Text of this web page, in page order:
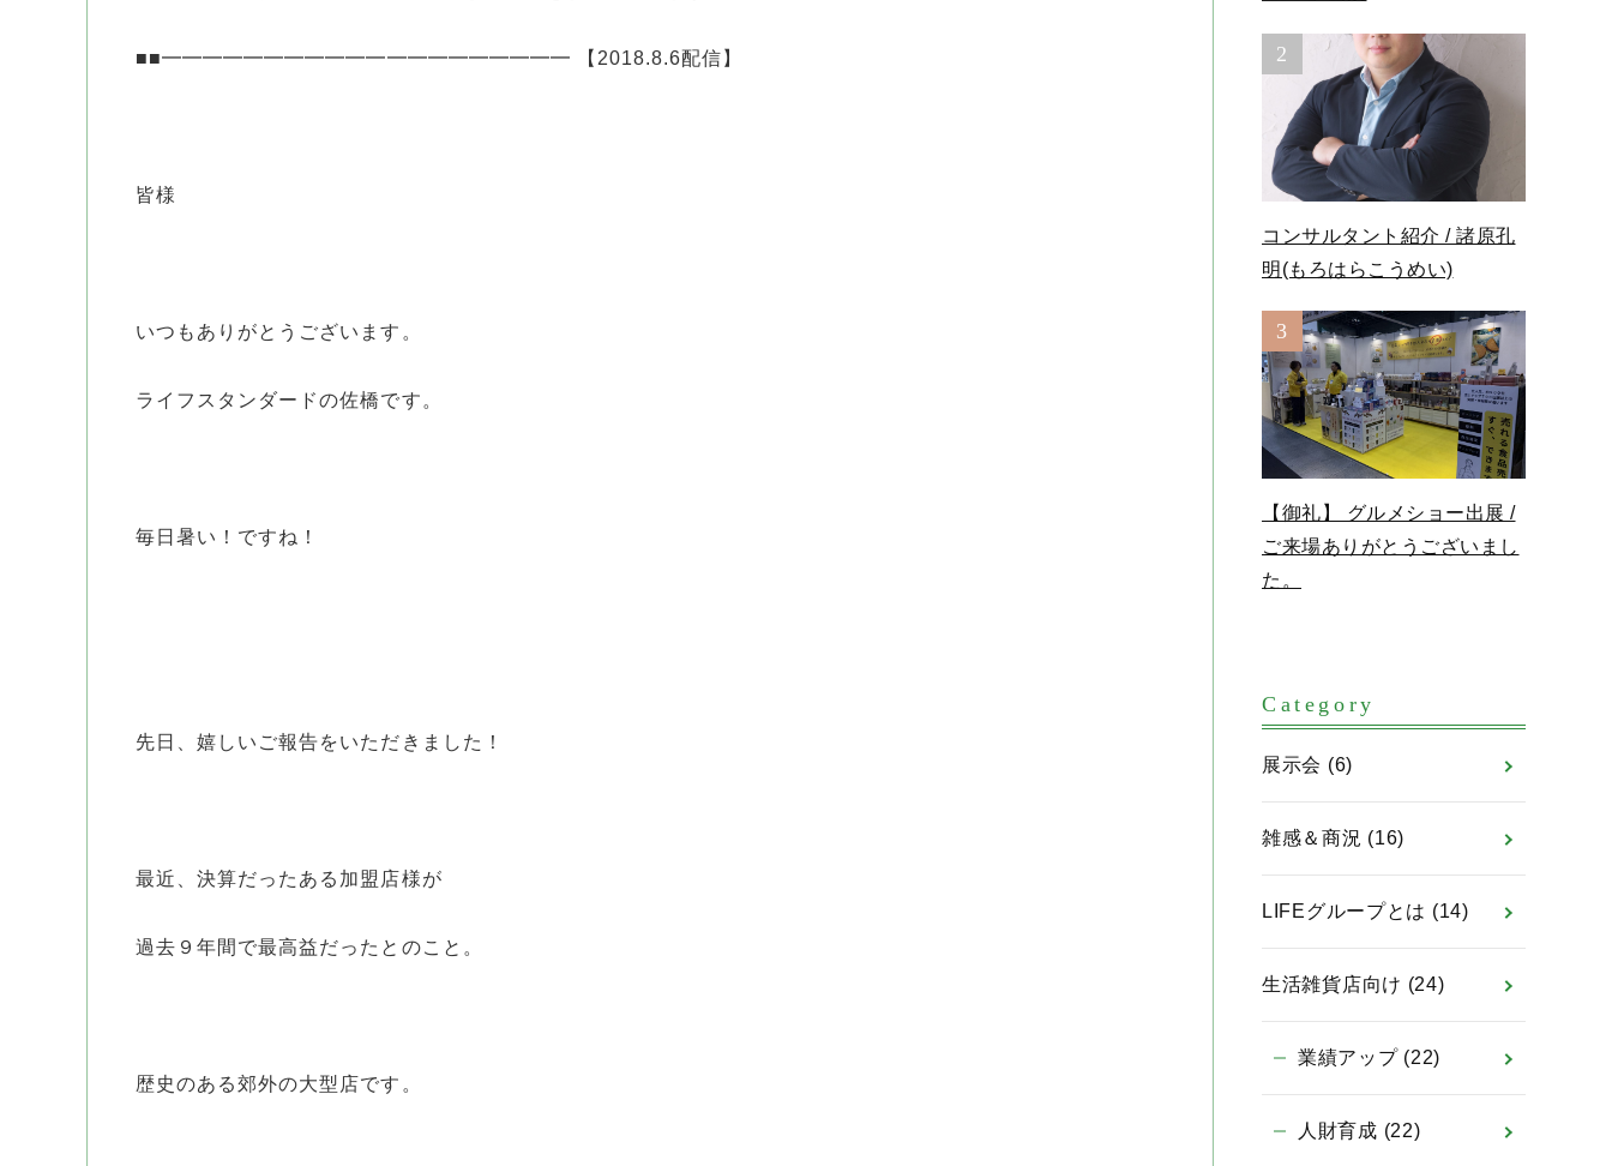
■■━━━━━━━━━━━━━━━━━━━━ 【2018.8.6配信】
皆様
いつもありがとうございます。
ライフスタンダードの佐橋です。
毎日暑い！ですね！
先日、嬉しいご報告をいただきました！
最近、決算だったある加盟店様が
過去９年間で最高益だったとのこと。
歴史のある郊外の大型店です。
2
コンサルタント紹介 / 諸原孔
明(もろはらこうめい)
3
【御礼】 グルメショー出展 /
ご来場ありがとうございまし
た。
Category
展示会 (6)
雑感＆商況 (16)
LIFEグループとは (14)
生活雑貨店向け (24)
業績アップ (22)
人財育成 (22)